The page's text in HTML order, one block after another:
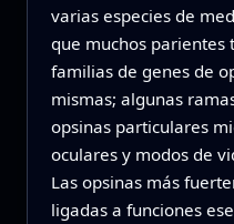
varias especies de
que muchos parientes
familias de genes de
mismas; algunas
opsinas particulares
oculares y modos de
Las opsinas más
ligadas a funciones